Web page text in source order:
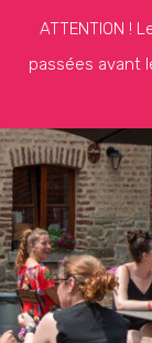
ATTENTION !
passées avant